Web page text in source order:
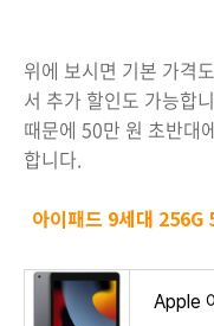
위에 보시면 기본 가격
서 추가 할인도 가능합
때문에 50만 원 초반대
합니다.
아이패드 9세대 256G
Apple